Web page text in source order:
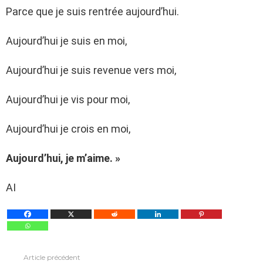
Parce que je suis rentrée aujourd’hui.
Aujourd’hui je suis en moi,
Aujourd’hui je suis revenue vers moi,
Aujourd’hui je vis pour moi,
Aujourd’hui je crois en moi,
Aujourd’hui, je m’aime. »
AI
Article précédent